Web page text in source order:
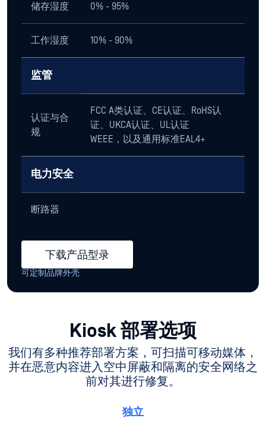
重量 180 磅（81.6 千克）
MTBF 148,000小时
原产国
范围
储存湿度 0% - 95%
监管
WEEE，以及通用标准EAL4+
电力安全